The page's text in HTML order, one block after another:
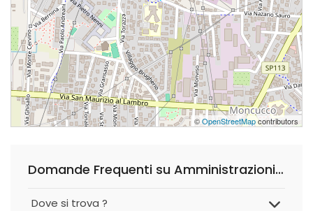
©OpenStreetMapcontributors
Domande Frequenti su Amministrazioni condominiali Rag. Fabio Fedeli
Dove si trova ?